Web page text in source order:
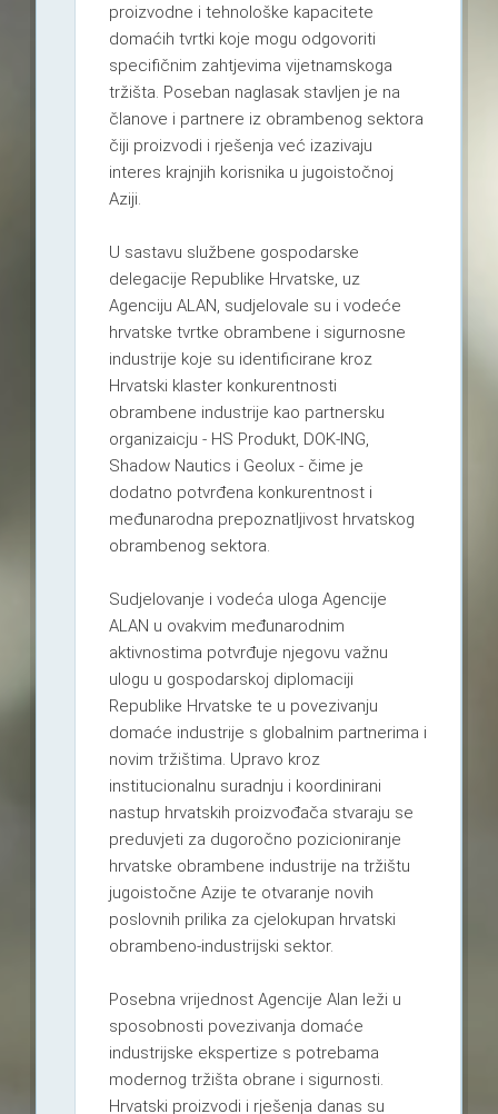
proizvodne i tehnološke kapacitete
domaćih tvrtki koje mogu odgovoriti
specifičnim zahtjevima vijetnamskoga
tržišta. Poseban naglasak stavljen je na
članove i partnere iz obrambenog sektora
čiji proizvodi i rješenja već izazivaju
interes krajnjih korisnika u jugoistočnoj
Aziji.
U sastavu službene gospodarske
delegacije Republike Hrvatske, uz
Agenciju ALAN, sudjelovale su i vodeće
hrvatske tvrtke obrambene i sigurnosne
industrije koje su identificirane kroz
Hrvatski klaster konkurentnosti
obrambene industrije kao partnersku
organizaicju - HS Produkt, DOK-ING,
Shadow Nautics i Geolux - čime je
dodatno potvrđena konkurentnost i
međunarodna prepoznatljivost hrvatskog
obrambenog sektora.
Sudjelovanje i vodeća uloga Agencije
ALAN u ovakvim međunarodnim
aktivnostima potvrđuje njegovu važnu
ulogu u gospodarskoj diplomaciji
Republike Hrvatske te u povezivanju
domaće industrije s globalnim partnerima i
novim tržištima. Upravo kroz
institucionalnu suradnju i koordinirani
nastup hrvatskih proizvođača stvaraju se
preduvjeti za dugoročno pozicioniranje
hrvatske obrambene industrije na tržištu
jugoistočne Azije te otvaranje novih
poslovnih prilika za cjelokupan hrvatski
obrambeno-industrijski sektor.
Posebna vrijednost Agencije Alan leži u
sposobnosti povezivanja domaće
industrijske ekspertize s potrebama
modernog tržišta obrane i sigurnosti.
Hrvatski proizvodi i rješenja danas su